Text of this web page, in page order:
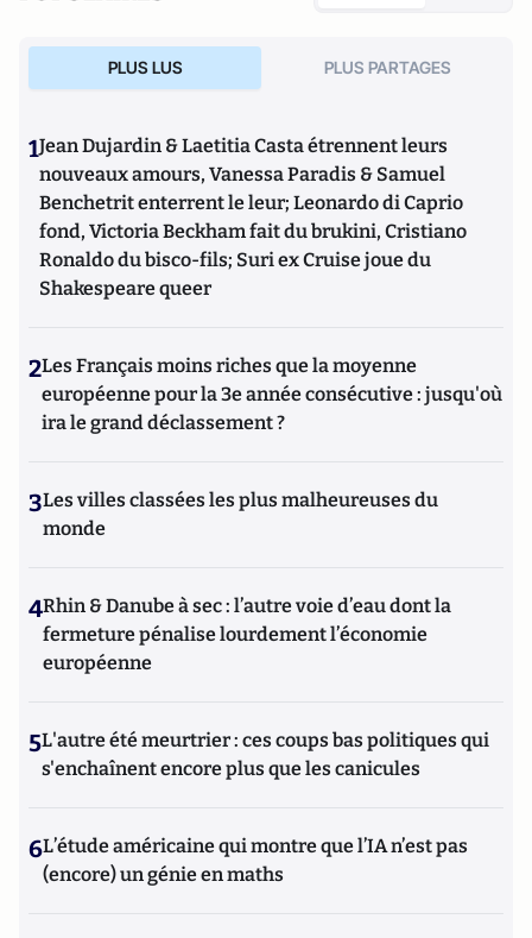
PLUS LUS PLUS PARTAGES
1Jean Dujardin & Laetitia Casta étrennent leurs
nouveaux amours, Vanessa Paradis & Samuel
Benchetrit enterrent le leur; Leonardo di Caprio
fond, Victoria Beckham fait du brukini, Cristiano
Ronaldo du bisco-fils; Suri ex Cruise joue du
Shakespeare queer
2Les Français moins riches que la moyenne
européenne pour la 3e année consécutive : jusqu'où
ira le grand déclassement ?
3Les villes classées les plus malheureuses du
monde
4Rhin & Danube à sec : l’autre voie d’eau dont la
fermeture pénalise lourdement l’économie
européenne
5L'autre été meurtrier : ces coups bas politiques qui
s'enchaînent encore plus que les canicules
6L’étude américaine qui montre que l’IA n’est pas
(encore) un génie en maths